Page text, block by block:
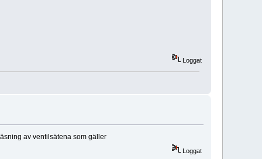
Loggat
av ventilsätena som gäller
Loggat